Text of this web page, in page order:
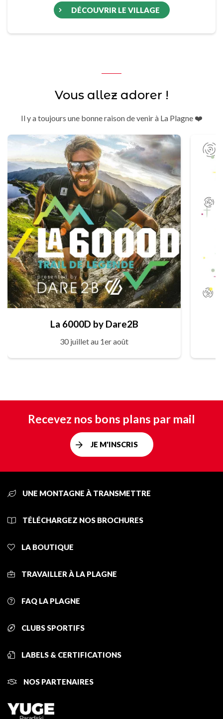
DÉCOUVRIR LE VILLAGE
Vous allez adorer !
Il y a toujours une bonne raison de venir à La Plagne ❤️
La 6000D by Dare2B
30 juillet au 1er août
Recevez nos bons plans par mail
JE M'INSCRIS
UNE MONTAGNE À TRANSMETTRE
TÉLÉCHARGEZ NOS BROCHURES
LA BOUTIQUE
TRAVAILLER À LA PLAGNE
FAQ LA PLAGNE
CLUBS SPORTIFS
LABELS & CERTIFICATIONS
NOS PARTENAIRES